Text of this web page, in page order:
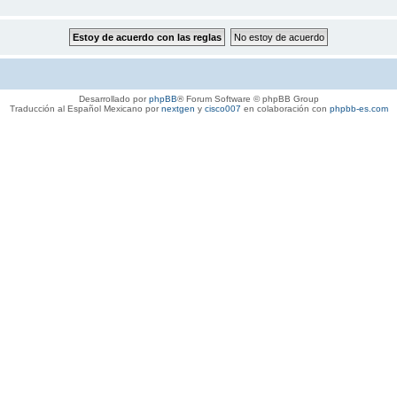
Desarrollado porphpBB® Forum Software © phpBB Group
Traducción al Español Mexicano pornextgen y cisco007 en colaboración con phpbb-es.com